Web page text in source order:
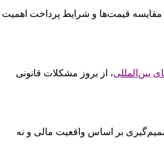
مقایسه قیمت‌ها و شرایط پرداخت اهمیت
بین‌المللی، از بروز مشکلات قانونی
بر اساس واقعیت مالی و نه